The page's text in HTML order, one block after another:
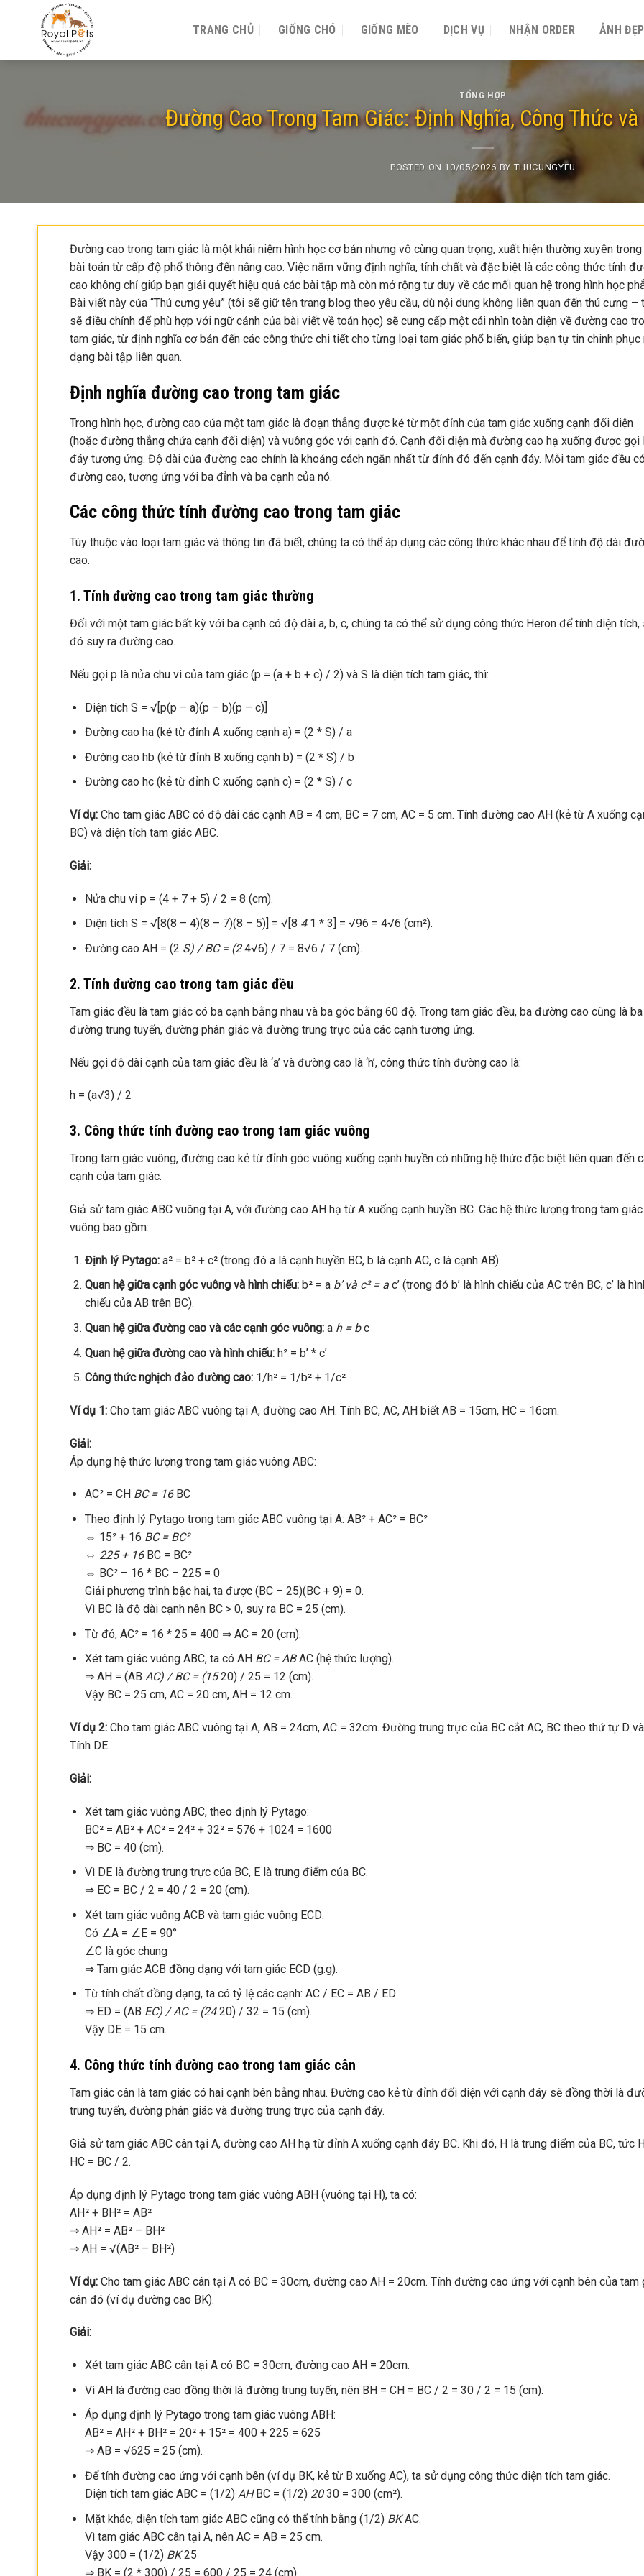
TRANG CHỦ GIỐNG CHÓ GIỐNG MÈO DỊCH VỤ NHẬN ORDER ẢNH ĐẸP
TỔNG HỢP
Đường Cao Trong Tam Giác: Định Nghĩa, Công Thức
POSTED ON 10/05/2026 BYTHUCUNGYEU
Đường cao trong tam giác là một khái niệm hình học cơ bản nhưng vô cùng quan trọng, xuất hiện thường xuyên
bài toán từ cấp độ phổ thông đến nâng cao. Việc nắm vững định nghĩa, tính chất và đặc biệt là các công thức tính
cao không chỉ giúp bạn giải quyết hiệu quả các bài tập mà còn mở rộng tư duy về các mối quan hệ trong hình học
Bài viết này của “Thú cưng yêu” (tôi sẽ giữ tên trang blog theo yêu cầu, dù nội dung không liên quan đến thú cưng –
sẽ điều chỉnh để phù hợp với ngữ cảnh của bài viết về toán học) sẽ cung cấp một cái nhìn toàn diện về đường cao
tam giác, từ định nghĩa cơ bản đến các công thức chi tiết cho từng loại tam giác phổ biến, giúp bạn tự tin chinh phục
dạng bài tập liên quan.
Định nghĩa đường cao trong tam giác
Trong hình học, đường cao của một tam giác là đoạn thẳng được kẻ từ một đỉnh của tam giác xuống cạnh đối diện
(hoặc đường thẳng chứa cạnh đối diện) và vuông góc với cạnh đó. Cạnh đối diện mà đường cao hạ xuống được gọi
đáy tương ứng. Độ dài của đường cao chính là khoảng cách ngắn nhất từ đỉnh đó đến cạnh đáy. Mỗi tam giác đều
đường cao, tương ứng với ba đỉnh và ba cạnh của nó.
Các công thức tính đường cao trong tam giác
Tùy thuộc vào loại tam giác và thông tin đã biết, chúng ta có thể áp dụng các công thức khác nhau để tính độ dài
cao.
1. Tính đường cao trong tam giác thường
Đối với một tam giác bất kỳ với ba cạnh có độ dài a, b, c, chúng ta có thể sử dụng công thức Heron để tính diện tích,
đó suy ra đường cao.
Nếu gọi p là nửa chu vi của tam giác (p = (a + b + c) / 2) và S là diện tích tam giác, thì:
Diện tích S = √[p(p – a)(p – b)(p – c)]
Đường cao ha (kẻ từ đỉnh A xuống cạnh a) = (2 * S) / a
Đường cao hb (kẻ từ đỉnh B xuống cạnh b) = (2 * S) / b
Đường cao hc (kẻ từ đỉnh C xuống cạnh c) = (2 * S) / c
Ví dụ: Cho tam giác ABC có độ dài các cạnh AB = 4 cm, BC = 7 cm, AC = 5 cm. Tính đường cao AH (kẻ từ A xuống
BC) và diện tích tam giác ABC.
Giải:
Nửa chu vi p = (4 + 7 + 5) / 2 = 8 (cm).
Diện tích S = √[8(8 – 4)(8 – 7)(8 – 5)] = √[8 4 1 * 3] = √96 = 4√6 (cm²).
Đường cao AH = (2 S) / BC = (24√6) / 7 = 8√6 / 7 (cm).
2. Tính đường cao trong tam giác đều
Tam giác đều là tam giác có ba cạnh bằng nhau và ba góc bằng 60 độ. Trong tam giác đều, ba đường cao cũng là ba
đường trung tuyến, đường phân giác và đường trung trực của các cạnh tương ứng.
Nếu gọi độ dài cạnh của tam giác đều là ‘a’ và đường cao là ‘h’, công thức tính đường cao là:
h = (a√3) / 2
3. Công thức tính đường cao trong tam giác vuông
Trong tam giác vuông, đường cao kẻ từ đỉnh góc vuông xuống cạnh huyền có những hệ thức đặc biệt liên quan đến
cạnh của tam giác.
Giả sử tam giác ABC vuông tại A, với đường cao AH hạ từ A xuống cạnh huyền BC. Các hệ thức lượng trong tam giác
vuông bao gồm:
Định lý Pytago:a² = b² + c² (trong đó a là cạnh huyền BC, b là cạnh AC, c là cạnh AB).
Quan hệ giữa cạnh góc vuông và hình chiếu:b² = a b’ và c² = a c’ (trong đó b’ là hình chiếu của AC trên BC, c’ là
chiếu của AB trên BC).
Quan hệ giữa đường cao và các cạnh góc vuông:a h = bc
Quan hệ giữa đường cao và hình chiếu:h² = b’ * c’
Công thức nghịch đảo đường cao:1/h² = 1/b² + 1/c²
Ví dụ 1: Cho tam giác ABC vuông tại A, đường cao AH. Tính BC, AC, AH biết AB = 15cm, HC = 16cm.
Giải:
Áp dụng hệ thức lượng trong tam giác vuông ABC:
AC² = CH BC = 16 BC
Theo định lý Pytago trong tam giác ABC vuông tại A: AB² + AC² = BC²
⇔ 15² + 16 BC = BC²
⇔ 225 + 16 BC = BC²
⇔ BC² – 16 * BC – 225 = 0
Giải phương trình bậc hai, ta được (BC – 25)(BC + 9) = 0.
Vì BC là độ dài cạnh nên BC > 0, suy ra BC = 25 (cm).
Từ đó, AC² = 16 * 25 = 400 ⇒ AC = 20 (cm).
Xét tam giác vuông ABC, ta có AH BC = ABAC (hệ thức lượng).
⇒ AH = (AB AC) / BC = (1520) / 25 = 12 (cm).
Vậy BC = 25 cm, AC = 20 cm, AH = 12 cm.
Ví dụ 2: Cho tam giác ABC vuông tại A, AB = 24cm, AC = 32cm. Đường trung trực của BC cắt AC, BC theo thứ tự D
Tính DE.
Giải:
Xét tam giác vuông ABC, theo định lý Pytago:
BC² = AB² + AC² = 24² + 32² = 576 + 1024 = 1600
⇒ BC = 40 (cm).
Vì DE là đường trung trực của BC, E là trung điểm của BC.
⇒ EC = BC / 2 = 40 / 2 = 20 (cm).
Xét tam giác vuông ACB và tam giác vuông ECD:
Có ∠A = ∠E = 90°
∠C là góc chung
⇒ Tam giác ACB đồng dạng với tam giác ECD (g.g).
Từ tính chất đồng dạng, ta có tỷ lệ các cạnh: AC / EC = AB / ED
⇒ ED = (AB EC) / AC = (2420) / 32 = 15 (cm).
Vậy DE = 15 cm.
4. Công thức tính đường cao trong tam giác cân
Tam giác cân là tam giác có hai cạnh bên bằng nhau. Đường cao kẻ từ đỉnh đối diện với cạnh đáy sẽ đồng thời là
trung tuyến, đường phân giác và đường trung trực của cạnh đáy.
Giả sử tam giác ABC cân tại A, đường cao AH hạ từ đỉnh A xuống cạnh đáy BC. Khi đó, H là trung điểm của BC, tức
HC = BC / 2.
Áp dụng định lý Pytago trong tam giác vuông ABH (vuông tại H), ta có:
AH² + BH² = AB²
⇒ AH² = AB² – BH²
⇒ AH = √(AB² – BH²)
Ví dụ: Cho tam giác ABC cân tại A có BC = 30cm, đường cao AH = 20cm. Tính đường cao ứng với cạnh bên của tam
cân đó (ví dụ đường cao BK).
Giải:
Xét tam giác ABC cân tại A có BC = 30cm, đường cao AH = 20cm.
Vì AH là đường cao đồng thời là đường trung tuyến, nên BH = CH = BC / 2 = 30 / 2 = 15 (cm).
Áp dụng định lý Pytago trong tam giác vuông ABH:
AB² = AH² + BH² = 20² + 15² = 400 + 225 = 625
⇒ AB = √625 = 25 (cm).
Để tính đường cao ứng với cạnh bên (ví dụ BK, kẻ từ B xuống AC), ta sử dụng công thức diện tích tam giác.
Diện tích tam giác ABC = (1/2) AHBC = (1/2) 2030 = 300 (cm²).
Mặt khác, diện tích tam giác ABC cũng có thể tính bằng (1/2) BKAC.
Vì tam giác ABC cân tại A, nên AC = AB = 25 cm.
Vậy 300 = (1/2) BK25
⇒ BK = (2 * 300) / 25 = 600 / 25 = 24 (cm).